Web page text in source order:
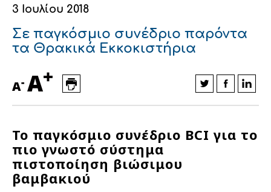
Οικονομικά στοιχεία
Εταιρική δομή
Καινοτομία
Επικοινωνία
Εξαγωγές
Συνέδρια
Ευφυής γεωργία
Συμβουλευτική στο χωράφι
Εκκόκκιση για λογαριασμό του
παραγωγού
Αλυσίδα βάμβακος
Κλωστοϋφαντουργία - Ένδυση
Εταιρικά νέα
3 Ιουλίου 2018
Σε παγκόσμιο συνέδριο παρόντα
τα Θρακικά Εκκοκιστήρια
A- A+
Το παγκόσμιο συνέδριο BCI για το
πιο γνωστό σύστημα
πιστοποίηση βιώσιμου
βαμβακιού